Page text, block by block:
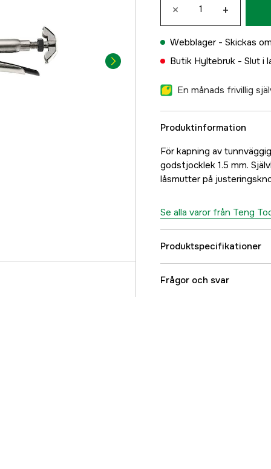
× +
Webblager - Skickas
Butik Hyltebruk - Slut i
En månads frivillig
Produktinformation
För kapning av
godstjocklek 1.5 mm.
låsmutter på
Se alla varor från Teng
Produktspecifikationer
Rördiameterstorlek
Frågor och svar